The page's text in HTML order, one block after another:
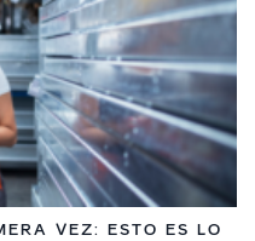
VEZ: ESTO ES LO